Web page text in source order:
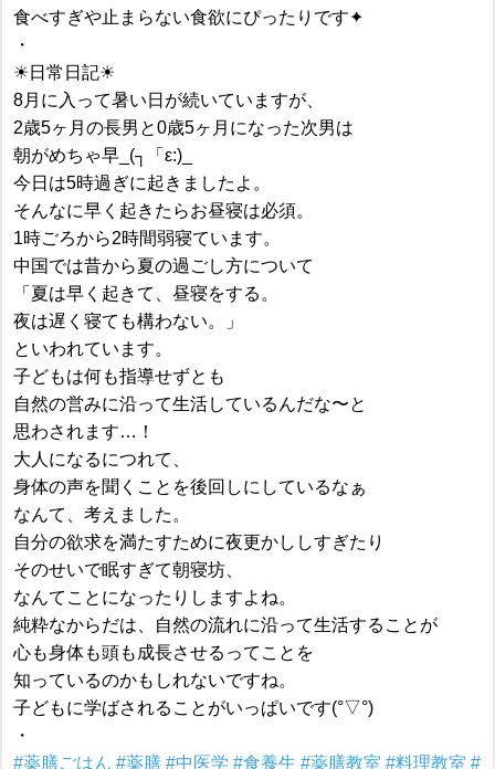
食べすぎや止まらない食欲にぴったりです✦
・
☀︎日常日記☀︎
8月に入って暑い日が続いていますが、
2歳5ヶ月の長男と0歳5ヶ月になった次男は
朝がめちゃ早_(┐「ε:)_
今日は5時過ぎに起きましたよ。
そんなに早く起きたらお昼寝は必須。
1時ごろから2時間弱寝ています。
中国では昔から夏の過ごし方について
「夏は早く起きて、昼寝をする。
夜は遅く寝ても構わない。」
といわれています。
子どもは何も指導せずとも
自然の営みに沿って生活しているんだな〜と
思わされます…！
大人になるにつれて、
身体の声を聞くことを後回しにしているなぁ
なんて、考えました。
自分の欲求を満たすために夜更かししすぎたり
そのせいで眠すぎて朝寝坊、
なんてことになったりしますよね。
純粋なからだは、自然の流れに沿って生活することが
心も身体も頭も成長させるってことを
知っているのかもしれないですね。
子どもに学ばされることがいっぱいです(°▽°)
・
#薬膳ごはん #薬膳 #中医学 #食養生 #薬膳教室 #料理教室 #